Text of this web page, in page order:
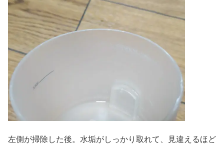
左側が掃除した後。水垢がしっかり取れて、見違えるほど